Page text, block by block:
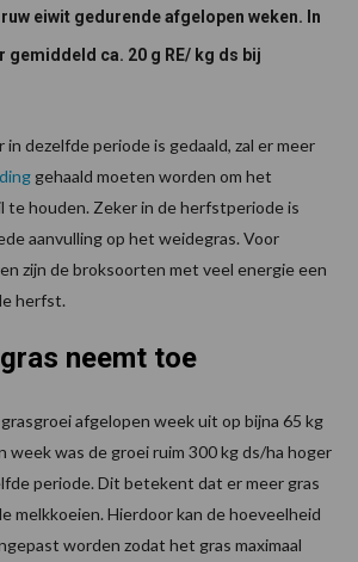
eiwit gedurende afgelopen weken. In
gemiddeld ca. 20 g RE/ kg ds bij
dezelfde periode is gedaald, zal er meer
gehaald moeten worden om het
te houden. Zeker in de herfstperiode is
aanvulling op het weidegras. Voor
zijn de broksoorten met veel energie een
herfst.
neemt toe
afgelopen week uit op bijna 65 kg
week was de groei ruim 300 kg ds/ha hoger
periode. Dit betekent dat er meer gras
melkkoeien. Hierdoor kan de hoeveelheid
worden zodat het gras maximaal